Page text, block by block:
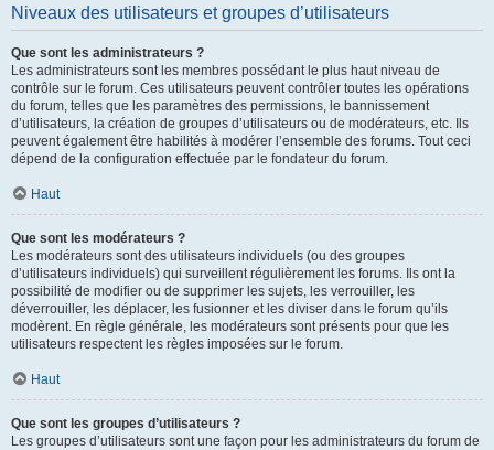
Niveaux des utilisateurs et groupes d’utilisateurs
Que sont les administrateurs ?
Les administrateurs sont les membres possédant le plus haut niveau de
contrôle sur le forum. Ces utilisateurs peuvent contrôler toutes les opérations
du forum, telles que les paramètres des permissions, le bannissement
d’utilisateurs, la création de groupes d’utilisateurs ou de modérateurs, etc. Ils
peuvent également être habilités à modérer l’ensemble des forums. Tout ceci
dépend de la configuration effectuée par le fondateur du forum.
Haut
Que sont les modérateurs ?
Les modérateurs sont des utilisateurs individuels (ou des groupes
d’utilisateurs individuels) qui surveillent régulièrement les forums. Ils ont la
possibilité de modifier ou de supprimer les sujets, les verrouiller, les
déverrouiller, les déplacer, les fusionner et les diviser dans le forum qu’ils
modèrent. En règle générale, les modérateurs sont présents pour que les
utilisateurs respectent les règles imposées sur le forum.
Haut
Que sont les groupes d’utilisateurs ?
Les groupes d’utilisateurs sont une façon pour les administrateurs du forum de